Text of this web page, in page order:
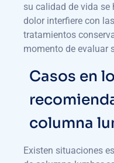
su calidad de vida se
dolor interfiere con
tratamientos
momento de evaluar
Casos en
columna
Existen situaciones